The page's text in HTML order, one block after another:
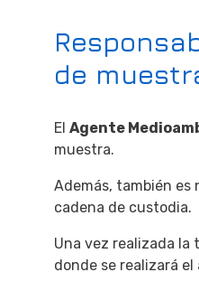
de
El Agente
muestra.
Además, también
cadena de custodia.
Una vez realizada la
donde se realizará